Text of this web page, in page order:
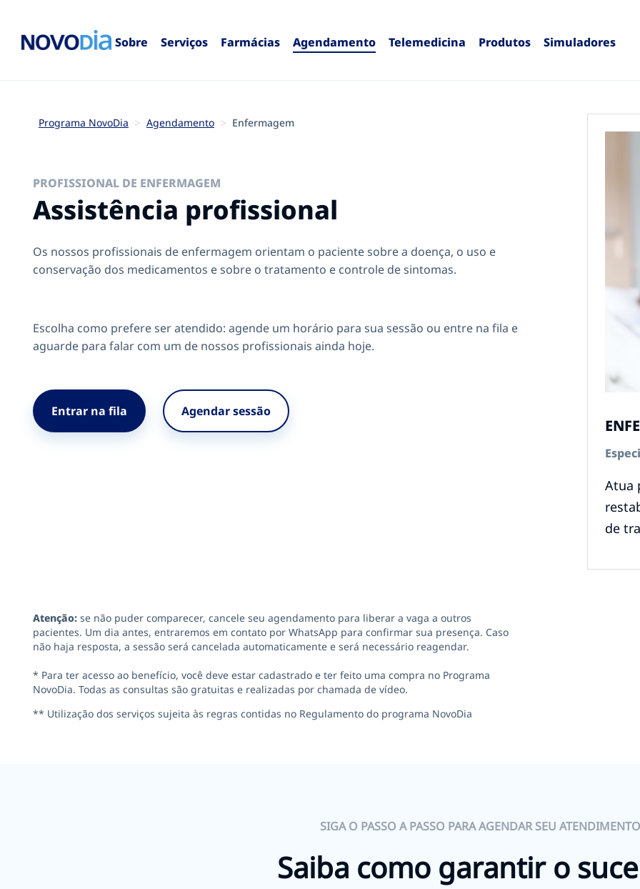
Sobre Serviços Farmácias Agendamento Telemedicina Produtos Simuladores
Programa NovoDia Agendamento Enfermagem
PROFISSIONAL DE ENFERMAGEM
Assistência profissional
Os nossos profissionais de enfermagem orientam o paciente sobre a doença, o uso e
conservação dos medicamentos e sobre o tratamento e controle de sintomas.
Escolha como prefere ser atendido: agende um horário para sua sessão ou entre na fila e
aguarde para falar com um de nossos profissionais ainda hoje.
Atua
de
Entrar na fila Agendar sessão
Atenção: se não puder comparecer, cancele seu agendamento para liberar a vaga a outros
pacientes. Um dia antes, entraremos em contato por WhatsApp para confirmar sua presença. Caso
não haja resposta, a sessão será cancelada automaticamente e será necessário reagendar.
* Para ter acesso ao benefício, você deve estar cadastrado e ter feito uma compra no Programa
NovoDia. Todas as consultas são gratuitas e realizadas por chamada de vídeo.
** Utilização dos serviços sujeita às regras contidas no Regulamento do programa NovoDia
SIGA O PASSO A PASSO PARA AGENDAR SEU ATENDIMENTO
Saiba como garantir o